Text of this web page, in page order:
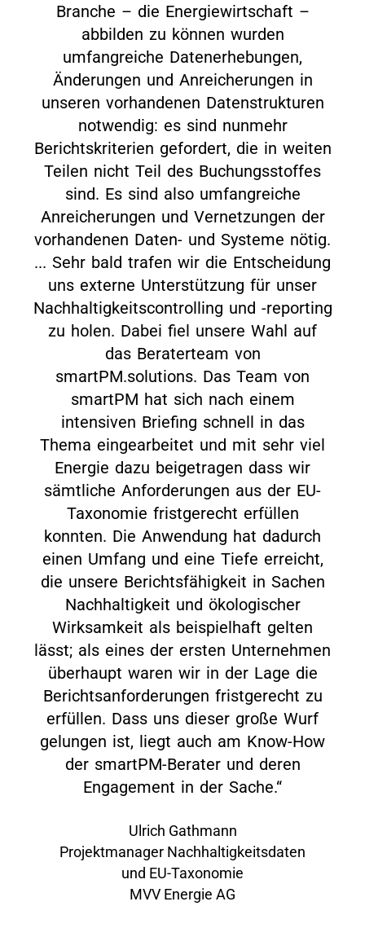
Branche – die Energiewirtschaft –
abbilden zu können wurden
umfangreiche Datenerhebungen,
Änderungen und Anreicherungen in
unseren vorhandenen Datenstrukturen
notwendig: es sind nunmehr
Berichtskriterien gefordert, die in weiten
Teilen nicht Teil des Buchungsstoffes
sind. Es sind also umfangreiche
Anreicherungen und Vernetzungen der
vorhandenen Daten- und Systeme nötig.
... Sehr bald trafen wir die Entscheidung
uns externe Unterstützung für unser
Nachhaltigkeitscontrolling und -reporting
zu holen. Dabei fiel unsere Wahl auf
das Beraterteam von
smartPM.solutions. Das Team von
smartPM hat sich nach einem
intensiven Briefing schnell in das
Thema eingearbeitet und mit sehr viel
Energie dazu beigetragen dass wir
sämtliche Anforderungen aus der EU-
Taxonomie fristgerecht erfüllen
konnten. Die Anwendung hat dadurch
einen Umfang und eine Tiefe erreicht,
die unsere Berichtsfähigkeit in Sachen
Nachhaltigkeit und ökologischer
Wirksamkeit als beispielhaft gelten
lässt; als eines der ersten Unternehmen
überhaupt waren wir in der Lage die
Berichtsanforderungen fristgerecht zu
erfüllen. Dass uns dieser große Wurf
gelungen ist, liegt auch am Know-How
der smartPM-Berater und deren
Engagement in der Sache.“
Ulrich Gathmann
Projektmanager Nachhaltigkeitsdaten
und EU-Taxonomie
MVV Energie AG